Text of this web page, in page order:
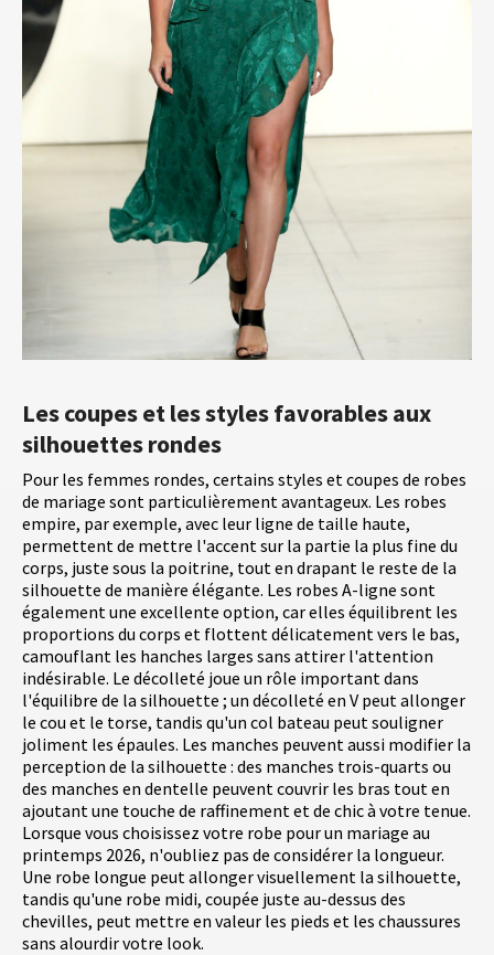
Les coupes et les styles favorables aux
silhouettes rondes
Pour les femmes rondes, certains styles et coupes de robes
de mariage sont particulièrement avantageux. Les robes
empire, par exemple, avec leur ligne de taille haute,
permettent de mettre l'accent sur la partie la plus fine du
corps, juste sous la poitrine, tout en drapant le reste de la
silhouette de manière élégante. Les robes A-ligne sont
également une excellente option, car elles équilibrent les
proportions du corps et flottent délicatement vers le bas,
camouflant les hanches larges sans attirer l'attention
indésirable. Le décolleté joue un rôle important dans
l'équilibre de la silhouette ; un décolleté en V peut allonger
le cou et le torse, tandis qu'un col bateau peut souligner
joliment les épaules. Les manches peuvent aussi modifier la
perception de la silhouette : des manches trois-quarts ou
des manches en dentelle peuvent couvrir les bras tout en
ajoutant une touche de raffinement et de chic à votre tenue.
Lorsque vous choisissez votre robe pour un mariage au
printemps 2026, n'oubliez pas de considérer la longueur.
Une robe longue peut allonger visuellement la silhouette,
tandis qu'une robe midi, coupée juste au-dessus des
chevilles, peut mettre en valeur les pieds et les chaussures
sans alourdir votre look.